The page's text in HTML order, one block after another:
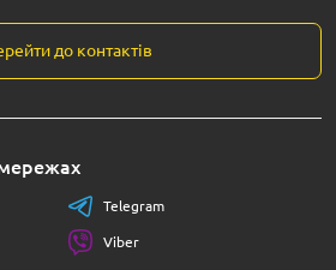
до контактів
Telegram
Viber